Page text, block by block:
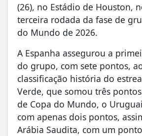
(26), no Estádio de Houston,
terceira rodada da fase de
do Mundo de 2026.
A Espanha assegurou a
do grupo, com sete pontos,
classificação história do
Verde, que somou três
de Copa do Mundo, o
com apenas dois pontos,
Arábia Saudita, com um